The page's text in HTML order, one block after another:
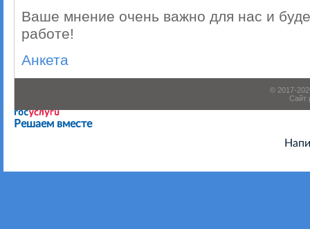
Ваше мнение очень важно для нас и
работе!
Анкета
© 2017-
Сайт
Решаем вместе
Есть предложения по организации учебного процесса